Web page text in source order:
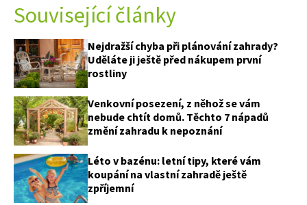
Související články
Nejdražší chyba při plánování zahrady?
Uděláte ji ještě před nákupem první
rostliny
Venkovní posezení, z něhož se vám
nebude chtít domů. Těchto 7 nápadů
změní zahradu k nepoznání
Léto v bazénu: letní tipy, které vám
koupání na vlastní zahradě ještě
zpříjemní